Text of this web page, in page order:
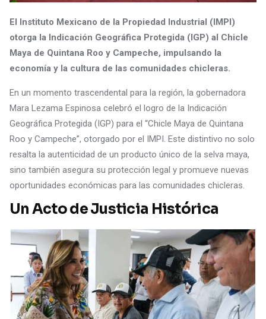
El Instituto Mexicano de la Propiedad Industrial (IMPI)
otorga la Indicación Geográfica Protegida (IGP) al Chicle
Maya de Quintana Roo y Campeche, impulsando la
economía y la cultura de las comunidades chicleras.
En un momento trascendental para la región, la gobernadora
Mara Lezama Espinosa celebró el logro de la Indicación
Geográfica Protegida (IGP) para el “Chicle Maya de Quintana
Roo y Campeche”, otorgado por el IMPI. Este distintivo no solo
resalta la autenticidad de un producto único de la selva maya,
sino también asegura su protección legal y promueve nuevas
oportunidades económicas para las comunidades chicleras.
Un Acto de Justicia Histórica